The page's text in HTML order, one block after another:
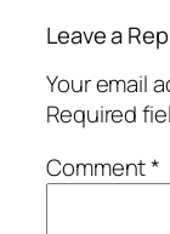
Leave a
Your email
Required
Comment*